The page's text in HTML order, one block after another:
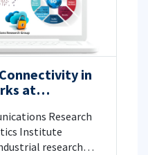
in
at
Research
Institute
research